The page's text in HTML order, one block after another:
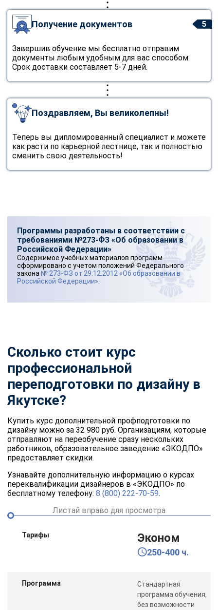
5
Получение документов
Завершив обучение мы бесплатно отправим
документы любым удобным для вас способом.
Срок доставки составляет 5-7 дней.
Поздравляем, Вы великолепны!
Теперь вы дипломированный специалист и можете
как расти по карьерной лестнице, так и полностью
сменить свою деятельность!
Программы разработаны в соответствии с
требованиями №273-ФЗ «Об образовании в
Российской Федерации»
Содержимое учебных материалов программ
сформировано с учетом положений Федерального
закона № 273-ФЗ от 29.12.2012 «Об образовании в
Российской Федерации»
Сколько стоит курс
профессиональной
переподготовки по дизайну в
Якутске?
Купить курс дополнительной профподготовки по
дизайну можно за 32 980 руб. Организациям, которые
отправляют на переобучение сразу нескольких
работников, образовательное заведение «ЭКОДПО»
предоставляет скидки.
Узнавайте дополнительную информацию о курсах
переквалификации дизайнеров в «ЭКОДПО» по
бесплатному телефону: 8 (800) 222-70-59.
Листай вправо для просмотра
Тарифы Эконом
250-400 ч.
Программа
Стандартная
программа обучения,
без возможности